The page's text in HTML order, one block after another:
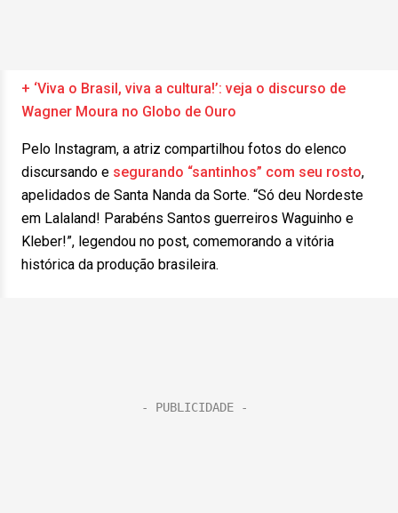
+ ‘Viva o Brasil, viva a cultura!’: veja o discurso de
Wagner Moura no Globo de Ouro
Pelo Instagram, a atriz compartilhou fotos do elenco
discursando e segurando “santinhos” com seu rosto,
apelidados de Santa Nanda da Sorte. “Só deu Nordeste
em Lalaland! Parabéns Santos guerreiros Waguinho e
Kleber!”, legendou no post, comemorando a vitória
histórica da produção brasileira.